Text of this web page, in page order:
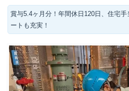
賞与5.4ヶ月分！年間休日120日、住宅
ートも充実！